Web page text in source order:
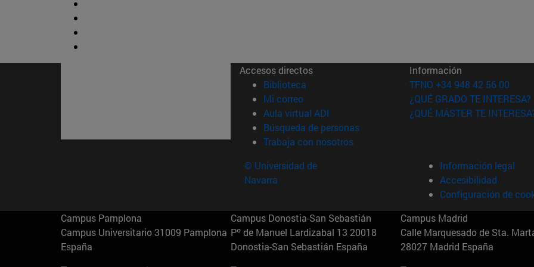
Accesos directos
Biblioteca (abre en nueva ventana)
Mi correo(abre en nueva ventana)
Aula virtual ADI (abre en nueva ventana)
Búsqueda de personas(abre en nueva ventana)
Trabaja con nosotros(abre en nueva ventana)
Información
TFNO +34 948 42 56 00
¿QUÉ GRADO TE INTERESA?
¿QUÉ MÁSTER TE
© Universidad de
Navarra
Información legal
Accesibilidad
Configuración de
Campus Pamplona
Campus Universitario 31009 Pamplona
España
Campus Donostia-San Sebastián
Pº de Manuel Lardizabal 13 20018
Donostia-San Sebastián España
Campus Madrid
Calle Marquesado de Sta.
28027 Madrid España